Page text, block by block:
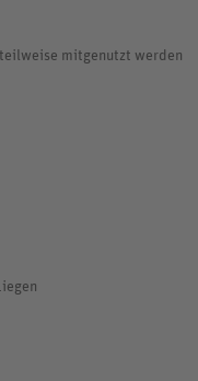
mitgenutzt werden